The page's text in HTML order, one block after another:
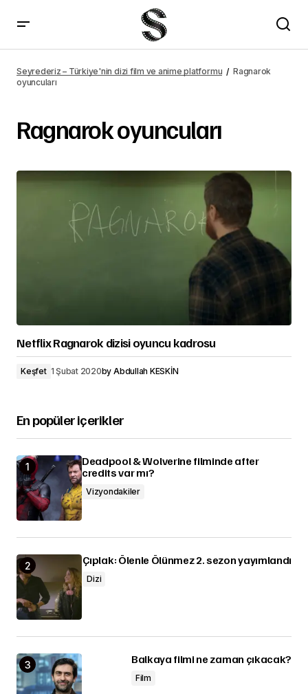
Seyrederiz – Türkiye'nin dizi film ve anime platformu
Ragnarok
oyuncuları
Ragnarok oyuncuları
Netflix Ragnarok dizisi oyuncu kadrosu
Keşfet 1 Şubat 2020by Abdullah KESKİN
En popüler içerikler
Deadpool & Wolverine filminde after
credits var mı?
Vizyondakiler
Çıplak: Ölenle Ölünmez 2. sezon yayımlandı
Dizi
Balkaya filmi ne zaman çıkacak?
Film